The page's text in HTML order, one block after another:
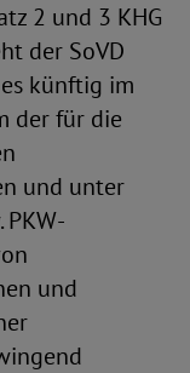
2 und 3 KHG
der SoVD
künftig im
der für die
und unter
und